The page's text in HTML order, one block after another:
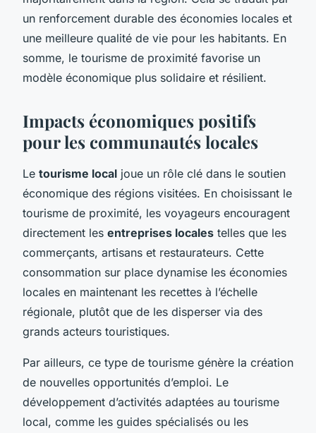
un renforcement durable des économies locales et
une meilleure qualité de vie pour les habitants. En
somme, le tourisme de proximité favorise un
modèle économique plus solidaire et résilient.
Impacts économiques positifs
pour les communautés locales
Le tourisme local joue un rôle clé dans le soutien
économique des régions visitées. En choisissant le
tourisme de proximité, les voyageurs encouragent
directement les entreprises locales telles que les
commerçants, artisans et restaurateurs. Cette
consommation sur place dynamise les économies
locales en maintenant les recettes à l’échelle
régionale, plutôt que de les disperser via des
grands acteurs touristiques.
Par ailleurs, ce type de tourisme génère la création
de nouvelles opportunités d’emploi. Le
développement d’activités adaptées au tourisme
local, comme les guides spécialisés ou les